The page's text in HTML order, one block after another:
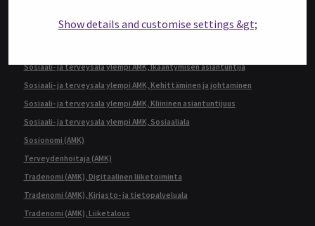
Show details and customise settings &gt;
Restonomi (ylempi AMK), Ruokaketjun kehittäminen
Sosiaali- ja terveysala ylempi AMK, Ikääntymisen asiantuntija
Sosiaali- ja terveysala ylempi AMK, Kehittäminen ja johtaminen
Sosiaali- ja terveysala ylempi AMK, Kliininen asiantuntijuus
Sosiaali- ja terveysala ylempi AMK, Sosiaaliala
Sosionomi (AMK)
Terveydenhoitaja (AMK)
Tradenomi (AMK), Digitaalinen liiketoiminta
Tradenomi (AMK), Kirjasto- ja tietopalveluala
Tradenomi (AMK), Liiketalous